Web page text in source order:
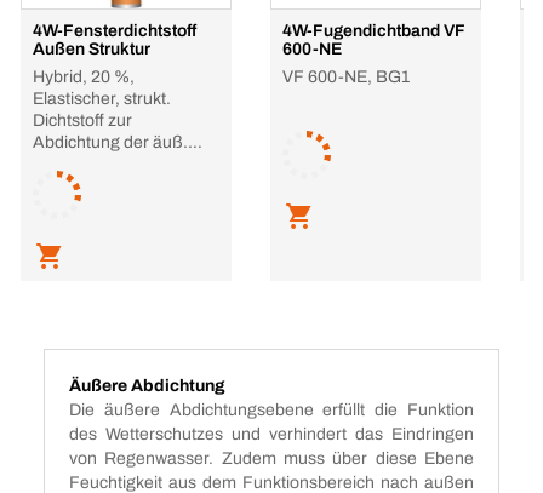
4W-Fensterdichtstoff
Außen Struktur
Hybrid, 20 %,
Elastischer, strukt.
Dichtstoff zur
Abdichtung der äuß.
4W-Fugendichtband VF
600-NE
VF 600-NE, BG1
Äußere Abdichtung
Die äußere Abdichtungsebene erfüllt die Funktion
des Wetterschutzes und verhindert das Eindringen
von Regenwasser. Zudem muss über diese Ebene
Feuchtigkeit aus dem Funktionsbereich nach außen